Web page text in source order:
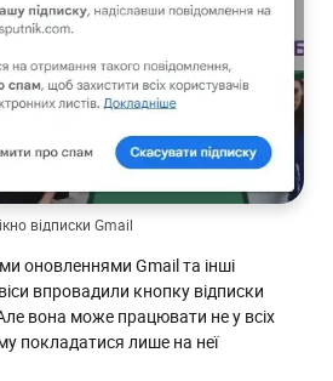
відписки Gmail
оновленнями Gmail та інші
впровадили кнопку відписки
вона може працювати не у всіх
покладатися лише на неї